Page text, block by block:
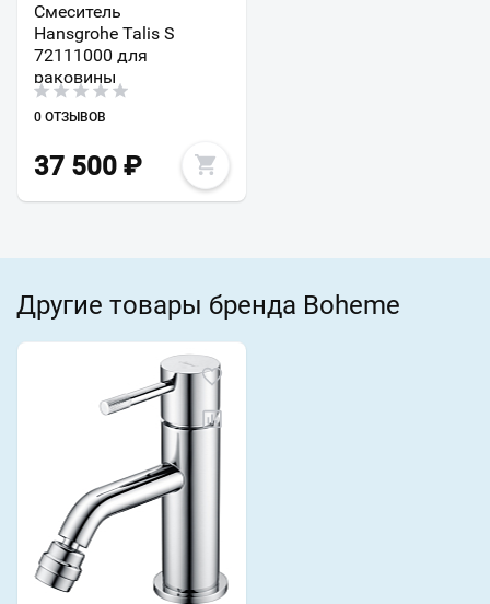
Смеситель
Hansgrohe Talis S
72111000 для
раковины
0 ОТЗЫВОВ
37 500 ₽
Другие товары бренда Boheme